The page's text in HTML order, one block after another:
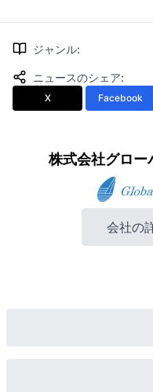
ジャンル:
ニュースのシェア:
X Facebook
株式会社グロー
会社の